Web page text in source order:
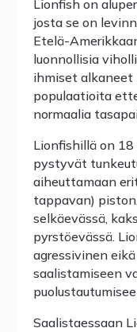
Lionfish on
josta se on
Etelä-
luonnollisia
ihmiset
populaatioita
normaalia
Lionfishillä on
pystyvät
aiheuttamaan
tappavan)
selkäevässä,
pyrstöevässä.
agressivinen
saalistamiseen
Saalistaessaan